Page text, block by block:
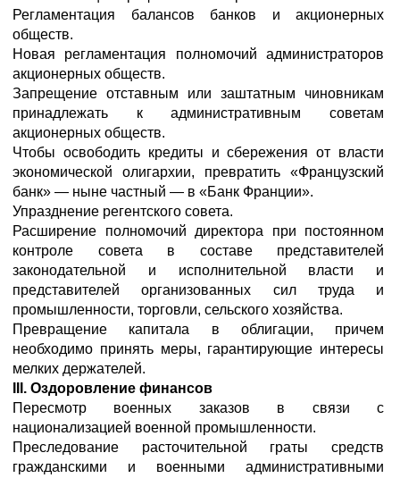
Регламентация балансов банков и акционерных
обществ.
Новая регламентация полномочий администраторов
акционерных обществ.
Запрещение отставным или заштатным чиновникам
принадлежать к административным советам
акционерных обществ.
Чтобы освободить кредиты и сбережения от власти
экономической олигархии, превратить «Французский
банк» — ныне частный — в «Банк Франции».
Упразднение регентского совета.
Расширение полномочий директора при постоянном
контроле совета в составе представителей
законодательной и исполнительной власти и
представителей организованных сил труда и
промышленности, торговли, сельского хозяйства.
Превращение капитала в облигации, причем
необходимо принять меры, гарантирующие интересы
мелких держателей.
III. Оздоровление финансов
Пересмотр военных заказов в связи с
национализацией военной промышленности.
Преследование расточительной граты средств
гражданскими и военными административными